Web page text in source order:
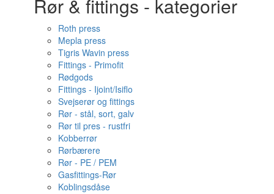
Rør & fittings - kategorier
Roth press
Mepla press
Tigris Wavin press
Fittings - Primofit
Rødgods
Fittings - Ijoint/Isiflo
Svejserør og fittings
Rør - stål, sort, galv
Rør til pres - rustfri
Kobberrør
Rørbærere
Rør - PE / PEM
Gasfittings-Rør
Koblingsdåse